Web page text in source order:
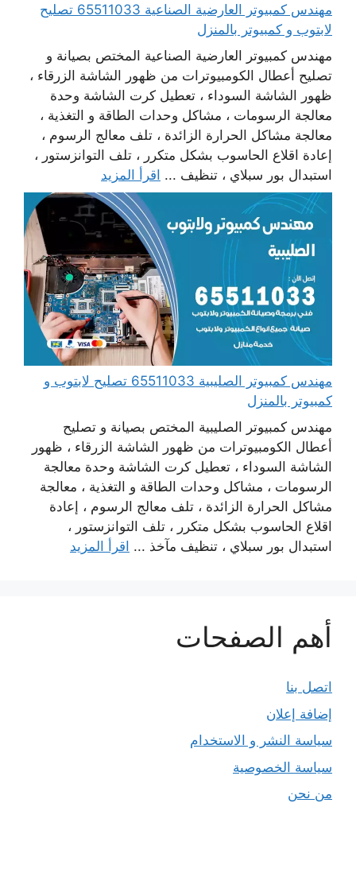
مهندس كمبيوتر العارضية الصناعية 65511033 تصليح
لابتوب و كمبيوتر بالمنزل
مهندس كمبيوتر العارضية الصناعية المختص بصيانة و
تصليح أعطال الكومبيوترات من ظهور الشاشة الزرقاء ،
ظهور الشاشة السوداء ، تعطيل كرت الشاشة وحدة
معالجة الرسومات ، مشاكل وحدات الطاقة و التغذية ،
معالجة مشاكل الحرارة الزائدة ، تلف معالج الرسوم ،
إعادة اقلاع الحاسوب بشكل متكرر ، تلف التوانزستور ،
استبدال بور سبلاي ، تنظيف ... اقرأ المزيد
مهندس كمبيوتر الصليبية 65511033 تصليح لابتوب و
كمبيوتر بالمنزل
مهندس كمبيوتر الصليبية المختص بصيانة و تصليح
أعطال الكومبيوترات من ظهور الشاشة الزرقاء ، ظهور
الشاشة السوداء ، تعطيل كرت الشاشة وحدة معالجة
الرسومات ، مشاكل وحدات الطاقة و التغذية ، معالجة
مشاكل الحرارة الزائدة ، تلف معالج الرسوم ، إعادة
اقلاع الحاسوب بشكل متكرر ، تلف التوانزستور ،
استبدال بور سبلاي ، تنظيف مآخذ ... اقرأ المزيد
أهم الصفحات
اتصل بنا
إضافة إعلان
سياسة النشر و الاستخدام
سياسة الخصوصية
من نحن